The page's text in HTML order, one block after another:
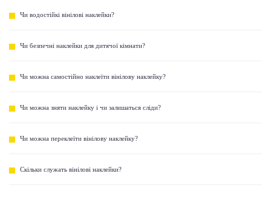
Чи водостійкі вінілові наклейки?
Чи безпечні наклейки для дитячої кімнати?
Чи можна самостійно наклеїти вінілову наклейку?
Чи можна зняти наклейку і чи залишаться сліди?
Чи можна переклеїти вінілову наклейку?
Скільки служать вінілові наклейки?